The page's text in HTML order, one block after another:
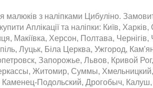
малюків з наліпками Цибуліно.
Аплікації та наліпки: Київ,
Макіївка, Херсон, Полтава,
Луцьк, Біла Церква, Ужгород,
Запорожье, Львов, Кривой
Житомир, Суммы,
Подольский, Дрогобыч,